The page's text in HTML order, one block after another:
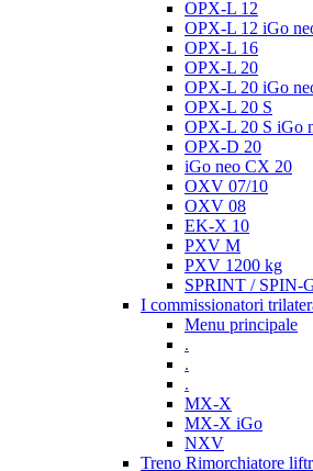
OPX-L 12
OPX-L 12 iGo
OPX-L 16
OPX-L 20
OPX-L 20 iGo
OPX-L 20 S
OPX-L 20 S iGo
OPX-D 20
iGo neo CX 20
OXV 07/10
OXV 08
EK-X 10
PXV M
PXV 1200 kg
SPRINT / SPIN-
I commissionatori
Menu principale
.
.
.
MX-X
MX-X iGo
NXV
Treno Rimorchiatore